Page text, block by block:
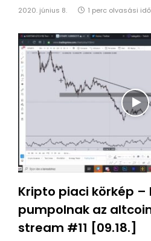
2020. június 8. 1 perc olvasási idő
Kripto piaci körkép –
pumpolnak az
stream #11 [09.18.]